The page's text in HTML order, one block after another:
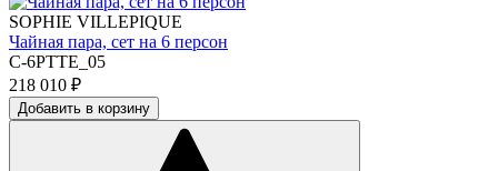
SOPHIE VILLEPIQUE
Чайная пара, сет на 6 персон
C-6PTTE_05
218 010 ₽
Добавить в корзину